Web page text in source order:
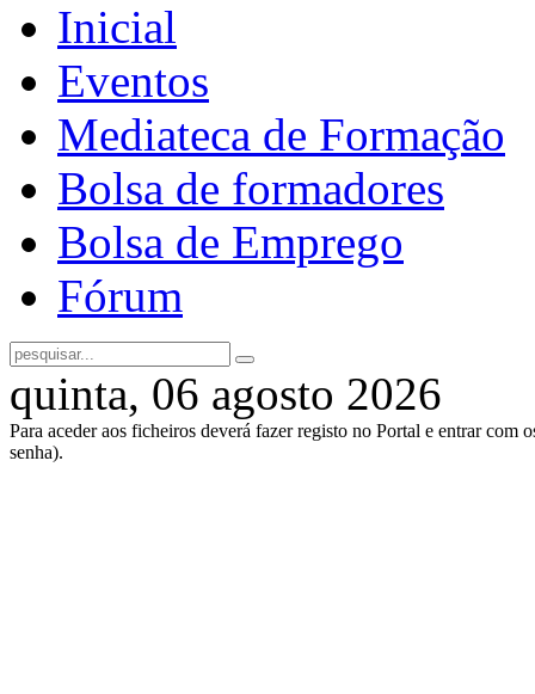
Inicial
Eventos
Mediateca de Formação
Bolsa de formadores
Bolsa de Emprego
Fórum
quinta, 06 agosto 2026
Para aceder aos ficheiros deverá fazer registo no Portal e entrar com
senha).